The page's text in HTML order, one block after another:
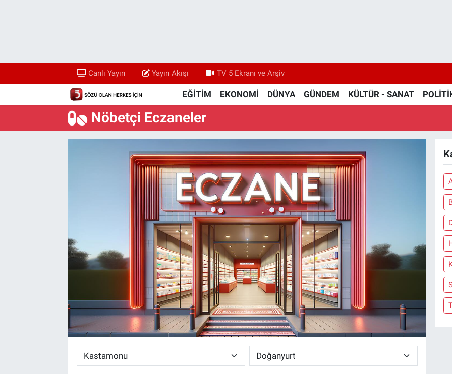
Canlı Yayın Yayın Akışı TV 5 Ekranı ve Arşiv
EĞİTİM EKONOMİ DÜNYA GÜNDEM KÜLTÜR - SANAT
Nöbetçi Eczaneler
Yayın Akışı
TV 5 Ekranı ve Arşiv